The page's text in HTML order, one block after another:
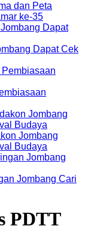
dan Peta
ke-35
Dapat Cek
Jombang
Budaya
Jombang Cari
PDTT